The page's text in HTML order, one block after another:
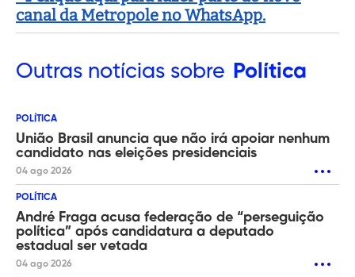
canal da Metropole no WhatsApp.
Outras notícias sobre Política
POLÍTICA
União Brasil anuncia que não irá apoiar nenhum
candidato nas eleições presidenciais
04 ago 2026
POLÍTICA
André Fraga acusa federação de “perseguição
política” após candidatura a deputado
estadual ser vetada
04 ago 2026